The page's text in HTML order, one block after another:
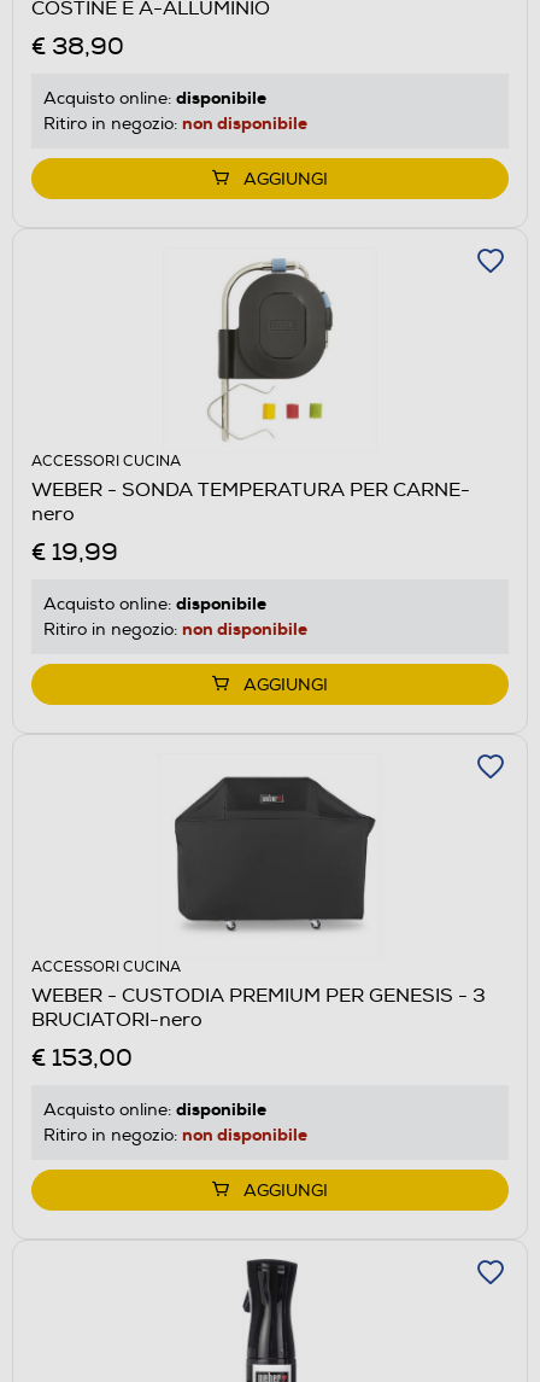
COSTINE E A-ALLUMINIO
€ 38,90
Acquisto online: disponibile
Ritiro in negozio: non disponibile
AGGIUNGI
ACCESSORI CUCINA
WEBER - SONDA TEMPERATURA PER CARNE-
nero
€ 19,99
Acquisto online: disponibile
Ritiro in negozio: non disponibile
AGGIUNGI
ACCESSORI CUCINA
WEBER - CUSTODIA PREMIUM PER GENESIS - 3
BRUCIATORI-nero
€ 153,00
Acquisto online: disponibile
Ritiro in negozio: non disponibile
AGGIUNGI